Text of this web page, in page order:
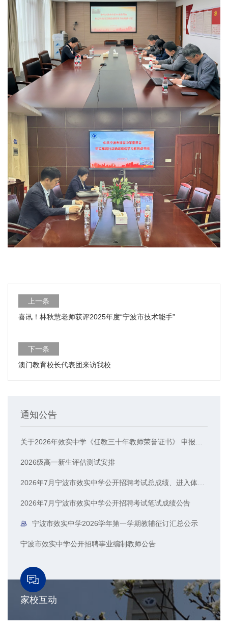
上一条
喜讯！林秋慧老师获评2025年度“宁波市技术能手”
下一条
澳门教育校长代表团来访我校
通知公告
关于2026年效实中学《任教三十年教师荣誉证书》 申报人员的公示
2026级高一新生评估测试安排
2026年7月宁波市效实中学公开招聘考试总成绩、进入体检人员名单公示
2026年7月宁波市效实中学公开招聘考试笔试成绩公告
宁波市效实中学2026学年第一学期教辅征订汇总公示
宁波市效实中学公开招聘事业编制教师公告
家校互动